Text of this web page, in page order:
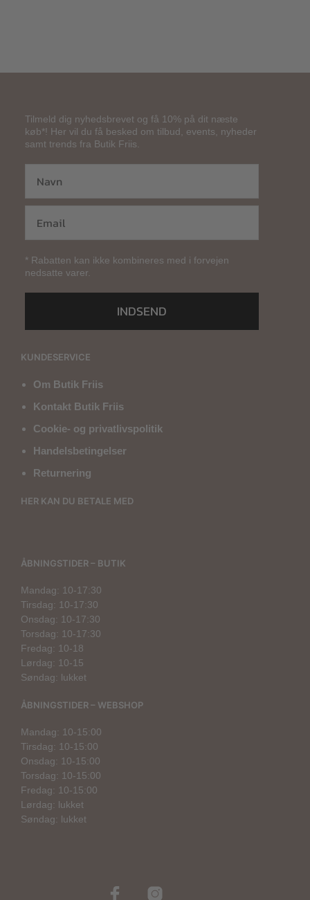
Tilmeld dig nyhedsbrevet og få 10% på dit næste
køb*! Her vil du få besked om tilbud, events, nyheder
samt trends fra Butik Friis.
* Rabatten kan ikke kombineres med i forvejen
nedsatte varer.
INDSEND
KUNDESERVICE
Om Butik Friis
Kontakt Butik Friis
Cookie- og privatlivspolitik
Handelsbetingelser
Returnering
HER KAN DU BETALE MED
ÅBNINGSTIDER – BUTIK
Mandag: 10-17:30
Tirsdag: 10-17:30
Onsdag: 10-17:30
Torsdag: 10-17:30
Fredag: 10-18
Lørdag: 10-15
Søndag: lukket
ÅBNINGSTIDER – WEBSHOP
Mandag: 10-15:00
Tirsdag: 10-15:00
Onsdag: 10-15:00
Torsdag: 10-15:00
Fredag: 10-15:00
Lørdag: lukket
Søndag: lukket